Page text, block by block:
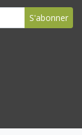
S'abonner